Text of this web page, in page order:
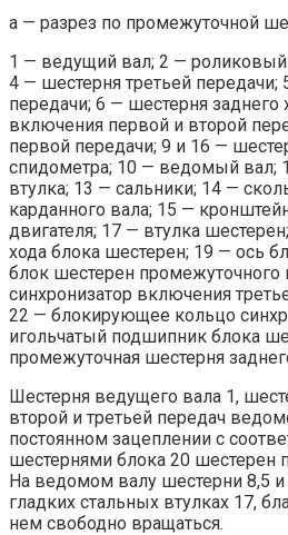
а — разрез по промежуточной
1 — ведущий вал; 2 —
4 — шестерня третьей передачи;
передачи; 6 — шестерня заднего
включения первой и второй
первой передачи; 9 и 16 —
спидометра; 10 — ведомый вал;
втулка; 13 — сальники; 14 —
карданного вала; 15 —
двигателя; 17 — втулка
хода блока шестерен; 19 — ось
блок шестерен промежуточного
синхронизатор включения
22 — блокирующее кольцо
игольчатый подшипник блока
промежуточная шестерня
Шестерня ведущего вала 1,
второй и третьей передач
постоянном зацеплении с
шестернями блока 20 шестерен
На ведомом валу шестерни 8,5
гладких стальных втулках 17,
нем свободно вращаться.